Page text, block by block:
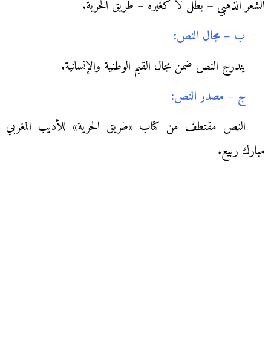
الشعر الذهبي – بطل لا كغيره – طريق الحرية.
ب – مجال النص:
يندرج النص ضمن مجال القيم الوطنية والإنسانية.
ج – مصدر النص:
النص مقتطف من كتاب «طريق الحرية» للأديب المغربي
مبارك ربيع.